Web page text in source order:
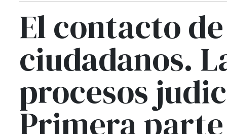
El contacto
ciudadanos.
procesos
Primera parte